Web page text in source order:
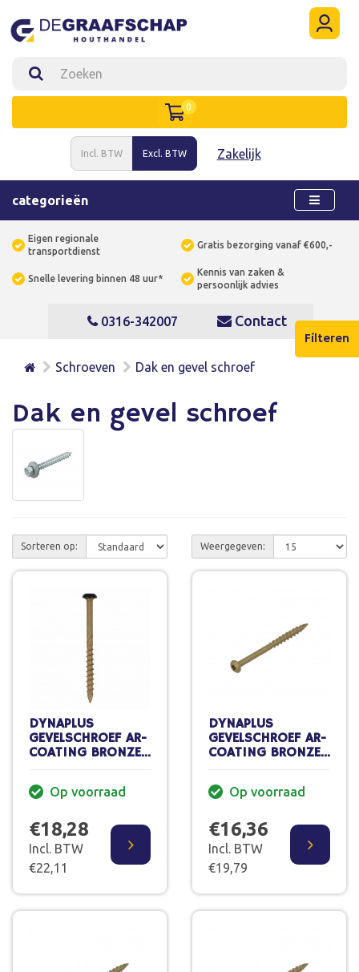
Filteren
Incl. BTW Excl. BTW Zakelijk
0
categorieën
Eigen regionale
transportdienst
Gratis bezorging vanaf €600,-
Snelle levering binnen 48 uur*
Kennis van zaken &
persoonlijk advies
0316-342007 Contact
Schroeven Dak en gevel schroef
Dak en gevel schroef
Sorteren op: Weergegeven:
DYNAPLUS
GEVELSCHROEF AR-
COATING BRONZE
TORX-15
4.0X50/28 MM
Op voorraad
€18,28
Incl. BTW
€22,11
DYNAPLUS
GEVELSCHROEF AR-
COATING BRONZE
4.0X60/30 MM
(200 ST.)
Op voorraad
€16,36
Incl. BTW
€19,79